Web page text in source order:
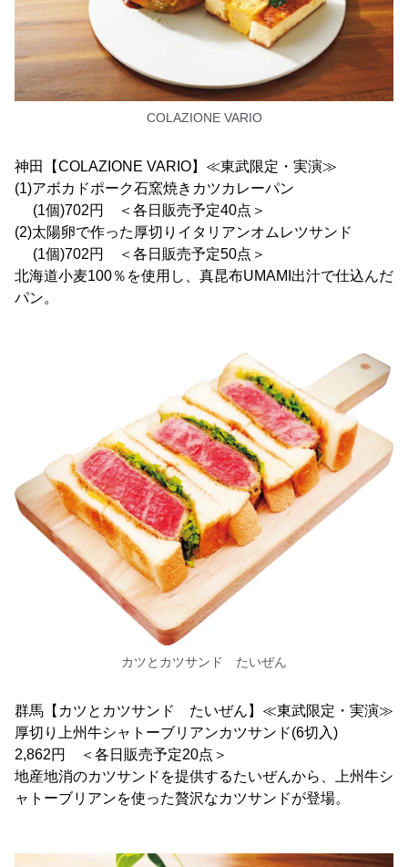
COLAZIONE VARIO
神田【COLAZIONE VARIO】≪東武限定・実演≫
(1)アボカドポーク石窯焼きカツカレーパン
(1個)702円 ＜各日販売予定40点＞
(2)太陽卵で作った厚切りイタリアンオムレツサンド
(1個)702円 ＜各日販売予定50点＞
北海道小麦100％を使用し、真昆布UMAMI出汁で仕込んだ
パン。
カツとカツサンド たいぜん
群馬【カツとカツサンド たいぜん】≪東武限定・実演≫
厚切り上州牛シャトーブリアンカツサンド(6切入)
2,862円 ＜各日販売予定20点＞
地産地消のカツサンドを提供するたいぜんから、上州牛シ
ャトーブリアンを使った贅沢なカツサンドが登場。